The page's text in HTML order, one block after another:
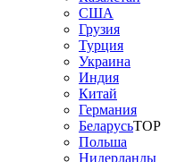
США
Грузия
Турция
Украина
Индия
Китай
Германия
БеларусьTOP
Польша
Нидерланды